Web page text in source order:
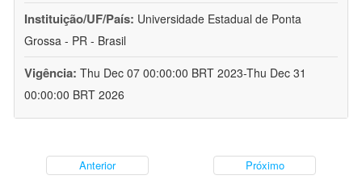
Instituição/UF/País: Universidade Estadual de Ponta
Grossa - PR - Brasil
Vigência: Thu Dec 07 00:00:00 BRT 2023-Thu Dec 31
00:00:00 BRT 2026
Anterior Próximo